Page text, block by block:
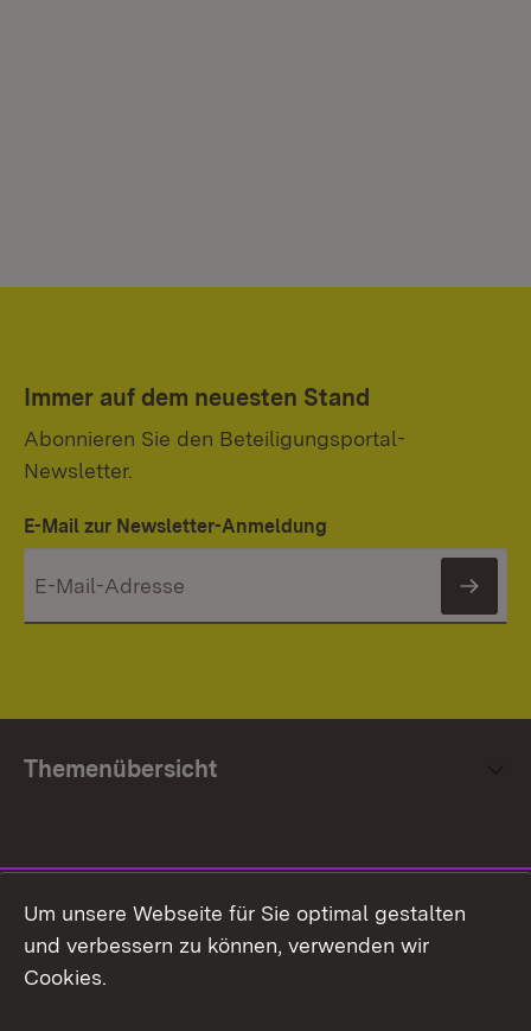
Immer auf dem neuesten Stand
Abonnieren Sie den Beteiligungsportal-
Newsletter.
E-Mail zur Newsletter-Anmeldung
Themenübersicht
Facebook
Um unsere Webseite für Sie optimal gestalten
und verbessern zu können, verwenden wir
Cookies.